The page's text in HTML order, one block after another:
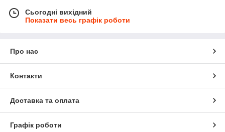
Сьогодні вихідний
Показати весь графік роботи
Про нас
Контакти
Доставка та оплата
Графік роботи